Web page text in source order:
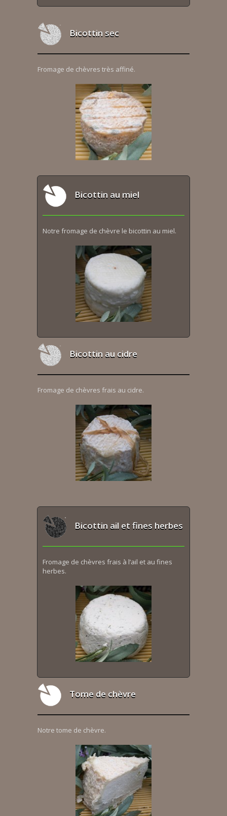
Bicottin sec
Fromage de chèvres très affiné.
Bicottin au miel
Notre fromage de chèvre le bicottin au miel.
Bicottin au cidre
Fromage de chèvres frais au cidre.
Bicottin ail et fines herbes
Fromage de chèvres frais à l’ail et au fines
herbes.
Tome de chèvre
Notre tome de chèvre.